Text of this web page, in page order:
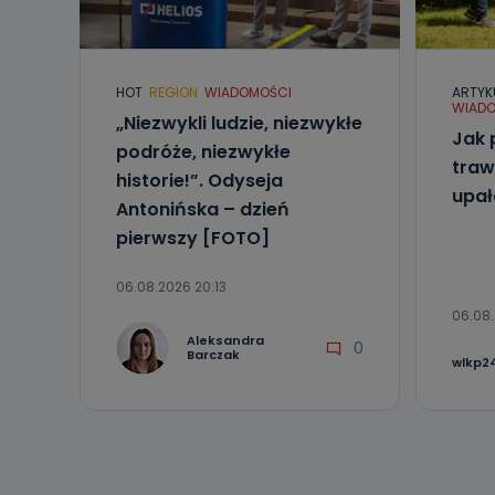
Telewizja
19 nie
Co
Po
Telewizji
19 dostępu
ich
sprzeciwu
HOT REGION WIADOMOŚCI
„Niezwykli ludzie, niezwykłe
podróże, niezwykłe
historie!”. Odyseja
Antonińska – dzień
pierwszy [FOTO]
06.08.2026 20:13
Aleksandra
Barczak
0
Jak